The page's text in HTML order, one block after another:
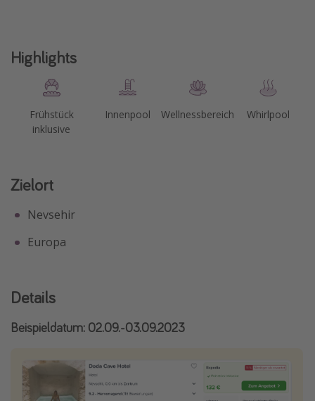
Highlights
Frühstück
inklusive
Innenpool Wellnessbereich Whirlpool
Zielort
Nevsehir
Europa
Details
Beispieldatum: 02.09.-03.09.2023